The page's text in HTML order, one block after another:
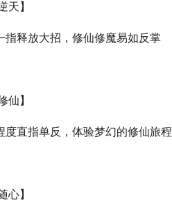
天】
指释放大招，修仙修魔易如反掌
仙】
度直指单反，体验梦幻的修仙旅程
心】